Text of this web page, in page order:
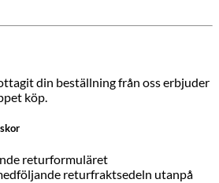
din beställning från oss erbjuder
köp.
returformuläret
returfraktsedeln utanpå